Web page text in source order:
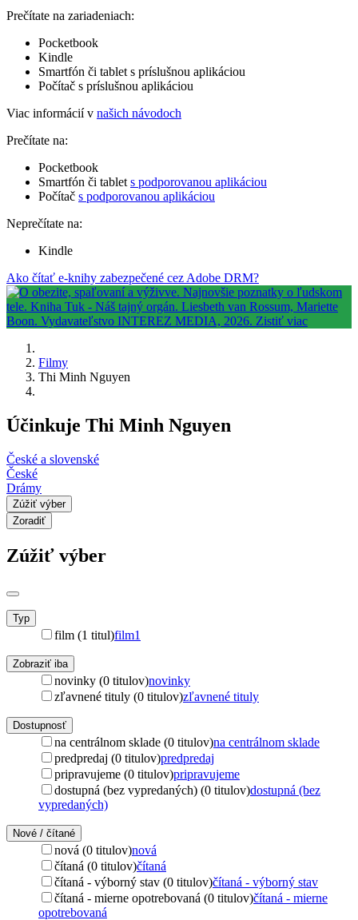
Prečítate na zariadeniach:
Pocketbook
Kindle
Smartfón či tablet s príslušnou aplikáciou
Počítač s príslušnou aplikáciou
Viac informácií v našich návodoch
Prečítate na:
Pocketbook
Smartfón či tablet s podporovanou aplikáciou
Počítač s podporovanou aplikáciou
Neprečítate na:
Kindle
Ako čítať e-knihy zabezpečené cez Adobe DRM?
Filmy
Thi Minh Nguyen
Účinkuje Thi Minh Nguyen
České a slovenské
České
Drámy
Zúžiť výber
Zoradiť
Zúžiť výber
Typ
film (1 titul)film1
Zobraziť iba
novinky (0 titulov)novinky
zľavnené tituly (0 titulov)zľavnené tituly
Dostupnosť
na centrálnom sklade (0 titulov)na centrálnom sklade
predpredaj (0 titulov)predpredaj
pripravujeme (0 titulov)pripravujeme
dostupná (bez vypredaných) (0 titulov)dostupná (bez
vypredaných)
Nové / čítané
nová (0 titulov)nová
čítaná (0 titulov)čítaná
čítaná - výborný stav (0 titulov)čítaná - výborný stav
čítaná - mierne opotrebovaná (0 titulov)čítaná - mierne
opotrebovaná